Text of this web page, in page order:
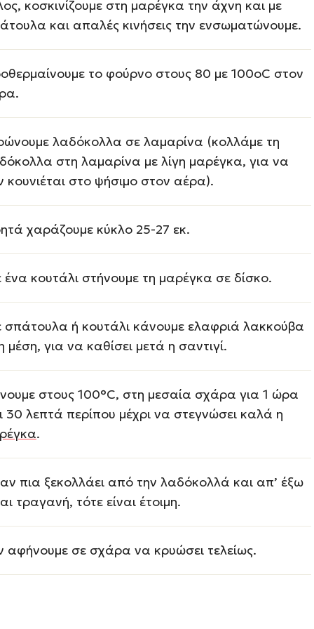
κοσκινίζουμε στη μαρέγκα την άχνη και µε
και απαλές κινήσεις την ενσωματώνουμε.
το φούρνο στους 80 με 100οC στον
λαδόκολλα σε λαμαρίνα (κολλάμε τη
στη λαμαρίνα µε λίγη μαρέγκα, για να
κουνιέται στο ψήσιμο στον αέρα).
χαράζουμε κύκλο 25-27 εκ.
κουτάλι στήνουμε τη μαρέγκα σε δίσκο.
ή κουτάλι κάνουμε ελαφριά λακκούβα
μέση, για να καθίσει μετά η σαντιγί.
στους 100°C, στη μεσαία σχάρα για 1 ώρα
30 λεπτά περίπου μέχρι να στεγνώσει καλά η
.
πια ξεκολλάει από την λαδόκολλά και απ’ έξω
τραγανή, τότε είναι έτοιμη.
αφήνουμε σε σχάρα να κρυώσει τελείως.